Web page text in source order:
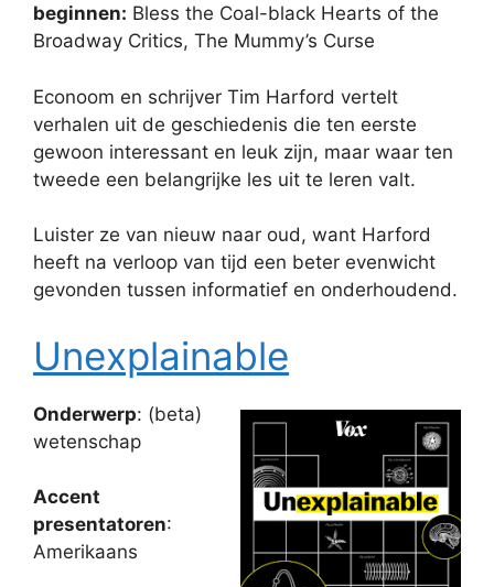
beginnen: Bless the Coal-black Hearts of the
Broadway Critics, The Mummy’s Curse
Econoom en schrijver Tim Harford vertelt
verhalen uit de geschiedenis die ten eerste
gewoon interessant en leuk zijn, maar waar ten
tweede een belangrijke les uit te leren valt.
Luister ze van nieuw naar oud, want Harford
heeft na verloop van tijd een beter evenwicht
gevonden tussen informatief en onderhoudend.
Unexplainable
Onderwerp: (beta)
wetenschap
Accent
presentatoren:
Amerikaans